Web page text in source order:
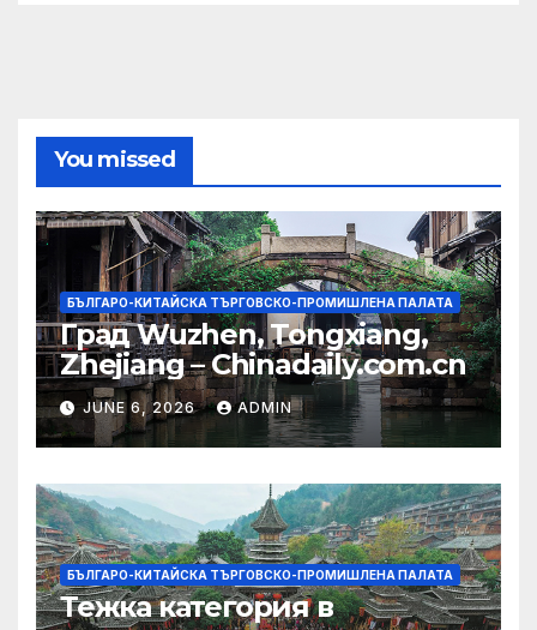
You missed
БЪЛГАРО-КИТАЙСКА ТЪРГОВСКО-ПРОМИШЛЕНА ПАЛАТА
Град Wuzhen, Tongxiang,
Zhejiang – Chinadaily.com.cn
JUNE 6, 2026 ADMIN
БЪЛГАРО-КИТАЙСКА ТЪРГОВСКО-ПРОМИШЛЕНА ПАЛАТА
Тежка категория в